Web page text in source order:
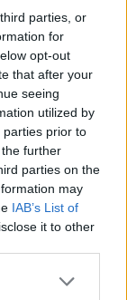
parties, or
for
opt-out
that after your
seeing
utilized by
parties prior to
further
parties on the
may
IAB’s List of
it to other
more Google